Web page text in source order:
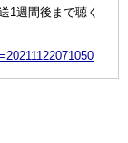
1週間後まで聴く